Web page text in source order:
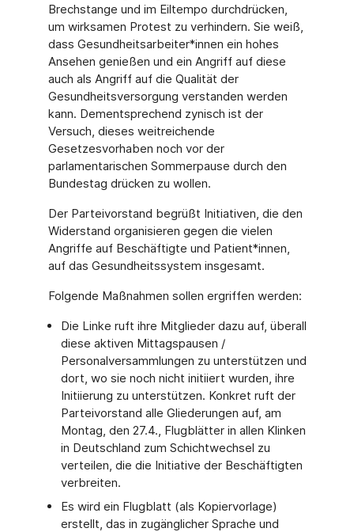
Brechstange und im Eiltempo durchdrücken,
um wirksamen Protest zu verhindern. Sie weiß,
dass Gesundheitsarbeiter*innen ein hohes
Ansehen genießen und ein Angriff auf diese
auch als Angriff auf die Qualität der
Gesundheitsversorgung verstanden werden
kann. Dementsprechend zynisch ist der
Versuch, dieses weitreichende
Gesetzesvorhaben noch vor der
parlamentarischen Sommerpause durch den
Bundestag drücken zu wollen.
Der Parteivorstand begrüßt Initiativen, die den
Widerstand organisieren gegen die vielen
Angriffe auf Beschäftigte und Patient*innen,
auf das Gesundheitssystem insgesamt.
Folgende Maßnahmen sollen ergriffen werden:
Die Linke ruft ihre Mitglieder dazu auf, überall
diese aktiven Mittagspausen /
Personalversammlungen zu unterstützen und
dort, wo sie noch nicht initiiert wurden, ihre
Initiierung zu unterstützen. Konkret ruft der
Parteivorstand alle Gliederungen auf, am
Montag, den 27.4., Flugblätter in allen Klinken
in Deutschland zum Schichtwechsel zu
verteilen, die die Initiative der Beschäftigten
verbreiten.
Es wird ein Flugblatt (als Kopiervorlage)
erstellt, das in zugänglicher Sprache und